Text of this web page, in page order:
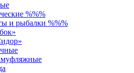
%%%
и рыбалки %%%